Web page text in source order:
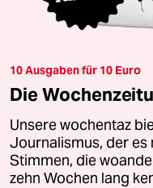
10 Ausgaben für 10 Euro
Die
Unsere wochentaz
Journalismus, der es
Stimmen, die
zehn Wochen lang